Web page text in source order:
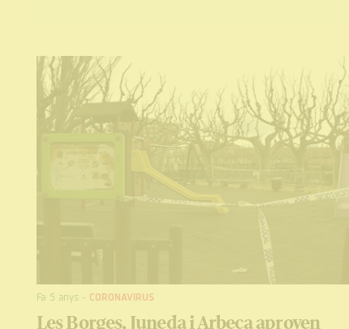
Fa 5 anys - CORONAVIRUS
Les Borges, Juneda i Arbeca aproven